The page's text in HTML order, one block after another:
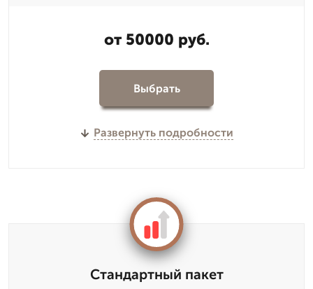
от 50000 руб.
Выбрать
Развернуть подробности
Стандартный пакет